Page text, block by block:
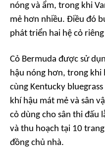
nóng và ẩm, trong khi
mẻ hơn nhiều. Điều đó
phát triển hai hệ cỏ
Cỏ Bermuda được sử
hậu nóng hơn, trong khi
cùng Kentucky
khí hậu mát mẻ và sân
cỏ dùng cho sân thi đấu
và thu hoạch tại 10
đồng chủ nhà.